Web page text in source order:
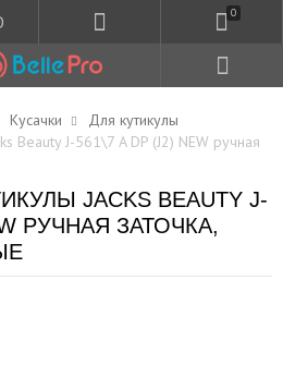
0
Кусачки
Для кутикулы
Beauty J-561\7 A DP (J2) NEW ручная
JACKS BEAUTY J-
РУЧНАЯ ЗАТОЧКА,